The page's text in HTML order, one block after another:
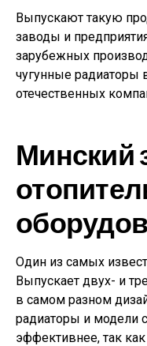
Выпускают такую
заводы и
зарубежных
чугунные радиаторы
отечественных
Минский
Один из самых
Выпускает двух- и
в самом разном
радиаторы и модели
эффективнее, так